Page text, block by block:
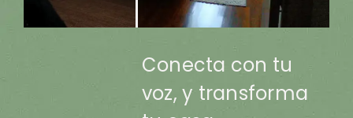
Conecta con tu
voz, y transforma